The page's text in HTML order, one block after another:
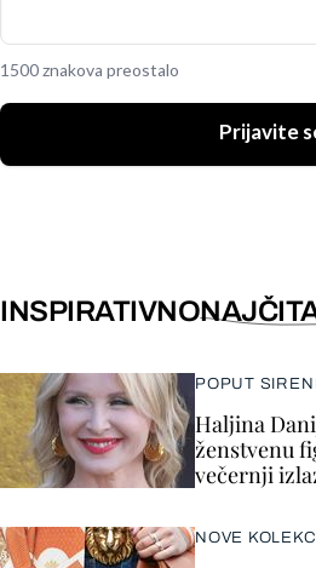
1500 znakova preostalo
Prijavite
INSPIRATIVNO
POPUT
Haljina
ženstvenu
večernji
NOVE